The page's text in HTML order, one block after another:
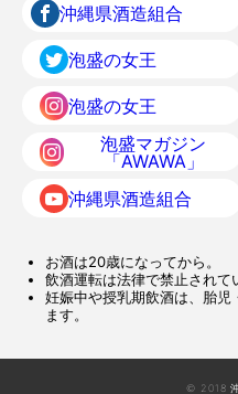
沖縄県酒造組合
泡盛の女王
泡盛の女王
泡盛マガジン
「AWAWA」
沖縄県酒造組合
お酒は20歳になってから。
飲酒運転は法律で禁止されて
妊娠中や授乳期飲酒は、胎児
ます。
© 2018